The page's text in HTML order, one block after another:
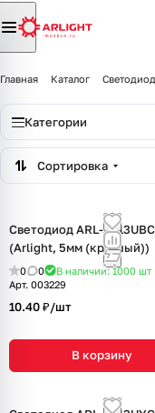
Главная Каталог
Категории
Сортировка
Светодиод ARL-
(Arlight, 5мм (круглый))
0 0 В наличии: 1000 шт
Арт. 003229
10.40 ₽/шт
В корзину